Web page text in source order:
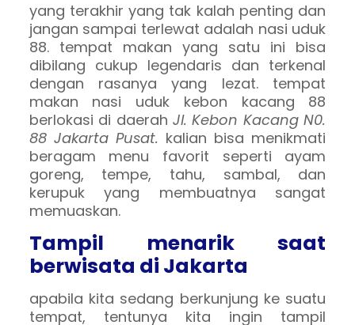
yang terakhir yang tak kalah penting dan
jangan sampai terlewat adalah nasi uduk
88. tempat makan yang satu ini bisa
dibilang cukup legendaris dan terkenal
dengan rasanya yang lezat. tempat
makan nasi uduk kebon kacang 88
berlokasi di daerah Jl. Kebon Kacang N0.
88 Jakarta Pusat. kalian bisa menikmati
beragam menu favorit seperti ayam
goreng, tempe, tahu, sambal, dan
kerupuk yang membuatnya sangat
memuaskan.
Tampil menarik saat
berwisata di Jakarta
apabila kita sedang berkunjung ke suatu
tempat, tentunya kita ingin tampil